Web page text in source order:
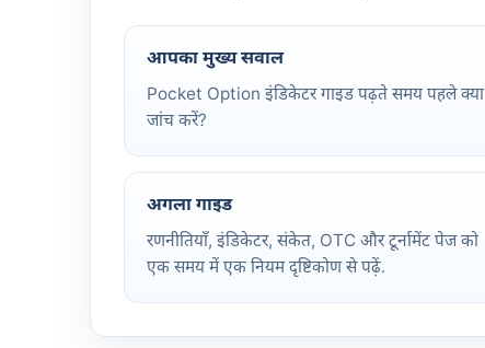
आपका मुख्य सवाल
Pocket Option इंडिकेटर गाइड पढ़ते समय पहले क्या
जांच करें?
अगला गाइड
रणनीतियाँ, इंडिकेटर, संकेत, OTC और टूर्नामेंट पेज को
एक समय में एक नियम दृष्टिकोण से पढ़ें.